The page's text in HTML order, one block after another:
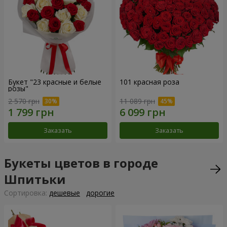
Букет "23 красные и белые
розы"
2 570 грн
Заказать
101 красная роза
11 089 грн
Заказать
Букеты цветов в городе
Шпитьки
Cортировка: дешевые дорогие